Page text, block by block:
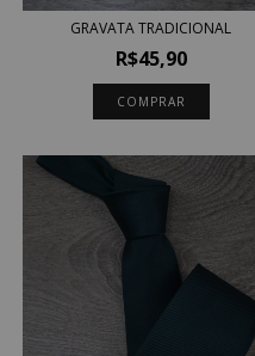
GRAVATA TRADICIONAL
R$45,90